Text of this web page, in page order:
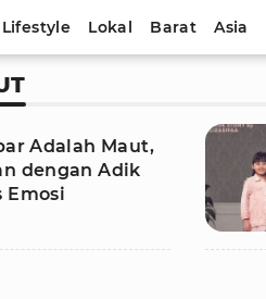
Lifestyle Lokal Barat Asia
Adalah Maut,
dengan Adik
Emosi